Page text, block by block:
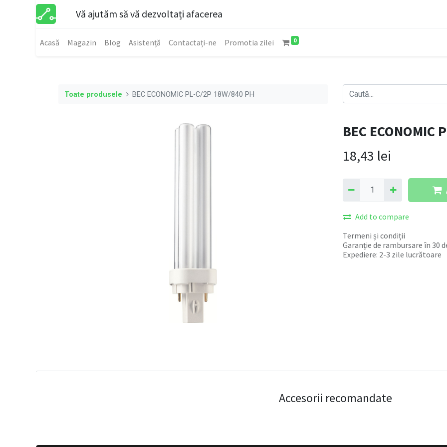
Vă ajutăm să vă dezvoltați afacerea
Acasă Magazin Blog Asistență Contactați-ne Promotia zilei 0
Toate produsele BEC ECONOMIC PL-C/2P 18W/840 PH
BEC ECONOMIC
18,43 lei
Add to compare
Termeni și condiții
Garanție de rambursare în 30
Expediere: 2-3 zile lucrătoare
Accesorii recomandate